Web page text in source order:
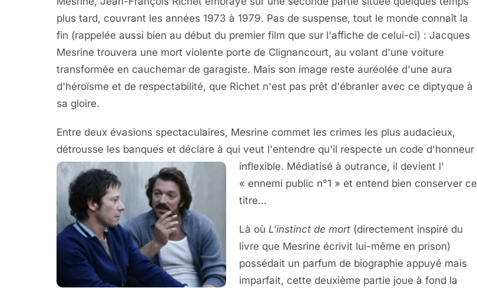
plus tard, couvrant les années 1973 à 1979. Pas de suspense, tout le monde connaît la
fin (rappelée aussi bien au début du premier film que sur l'affiche de celui-ci) : Jacques
Mesrine trouvera une mort violente porte de Clignancourt, au volant d'une voiture
transformée en cauchemar de garagiste. Mais son image reste auréolée d'une aura
d'héroïsme et de respectabilité, que Richet n'est pas prêt d'ébranler avec ce diptyque à
sa gloire.
Entre deux évasions spectaculaires, Mesrine commet les crimes les plus audacieux,
détrousse les banques et déclare à qui veut l'entendre qu'il respecte un code d'honneur
inflexible. Médiatisé à outrance, il devient l'
« ennemi public n°1 » et entend bien conserver ce
titre...
Là où L'instinct de mort (directement inspiré du
livre que Mesrine écrivit lui-même en prison)
possédait un parfum de biographie appuyé mais
imparfait, cette deuxième partie joue à fond la